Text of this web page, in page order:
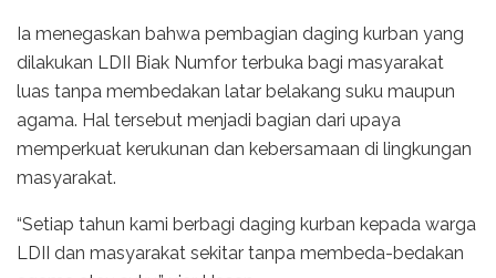
Ia menegaskan bahwa pembagian daging kurban yang
dilakukan LDII Biak Numfor terbuka bagi masyarakat
luas tanpa membedakan latar belakang suku maupun
agama. Hal tersebut menjadi bagian dari upaya
memperkuat kerukunan dan kebersamaan di lingkungan
masyarakat.
“Setiap tahun kami berbagi daging kurban kepada warga
LDII dan masyarakat sekitar tanpa membeda-bedakan